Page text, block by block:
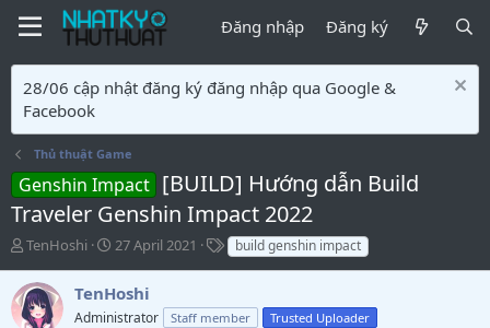
Đăng nhập Đăng ký
28/06 cập nhật đăng ký đăng nhập qua Google &
Facebook
Thủ thuật Game
Genshin Impact [BUILD] Hướng dẫn Build
Traveler Genshin Impact 2022
T
o
b
ở
TenHoshi
S
r
t
27 April 2021
T
ừ
h
ó
build genshin impact
TenHoshi
Administrator Staff member Trusted Uploader